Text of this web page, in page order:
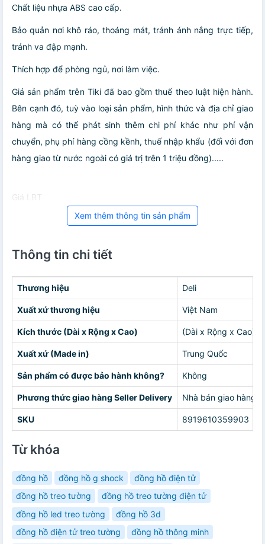
Chất liệu nhựa ABS cao cấp.
Bảo quản nơi khô ráo, thoáng mát, tránh ánh nắng trực tiếp,
tránh va đập mạnh.
Thích hợp để phòng ngủ, nơi làm việc.
Giá sản phẩm trên Tiki đã bao gồm thuế theo luật hiện hành.
Bên cạnh đó, tuỳ vào loại sản phẩm, hình thức và địa chỉ giao
hàng mà có thể phát sinh thêm chi phí khác như phí vận
chuyển, phụ phí hàng cồng kềnh, thuế nhập khẩu (đối với đơn
hàng giao từ nước ngoài có giá trị trên 1 triệu đồng).....
Giá LBT
Xem thêm thông tin sản phẩm
Thông tin chi tiết
Thương hiệu Deli
Xuất xứ thương hiệu Việt Nam
Kích thước (Dài x Rộng x Cao) (Dài x Rộng x Cao)
Xuất xứ (Made in) Trung Quốc
Sản phẩm có được bảo hành không? Không
Phương thức giao hàng Seller Delivery Nhà bán giao hàng
SKU 8919610359903
Từ khóa
đồng hồ đồng hồ g shock
đồng hồ điện tử
đồng hồ treo tường
đồng hồ treo tường điện tử
đồng hồ led treo tường
đồng hồ 3d
đồng hồ điện tử treo tường
đồng hồ thông minh